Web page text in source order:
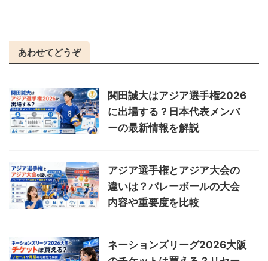
あわせてどうぞ
関田誠大はアジア選手権2026
に出場する？日本代表メンバ
ーの最新情報を解説
アジア選手権とアジア大会の
違いは？バレーボールの大会
内容や重要度を比較
ネーションズリーグ2026大阪